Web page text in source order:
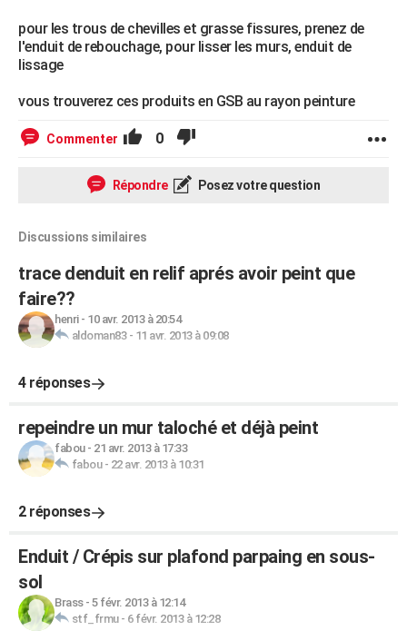
pour les trous de chevilles et grasse fissures, prenez de
l'enduit de rebouchage, pour lisser les murs, enduit de
lissage
vous trouverez ces produits en GSB au rayon peinture
Commenter 0
Répondre Posez votre question
Discussions similaires
trace denduit en relif aprés avoir peint que
faire??
henri- 10 avr. 2013 à 20:54
aldoman83- 11 avr. 2013 à 09:08
4 réponses
repeindre un mur taloché et déjà peint
fabou- 21 avr. 2013 à 17:33
fabou- 22 avr. 2013 à 10:31
2 réponses
Enduit / Crépis sur plafond parpaing en sous-
sol
Brass- 5 févr. 2013 à 12:14
stf_frmu- 6 févr. 2013 à 12:28